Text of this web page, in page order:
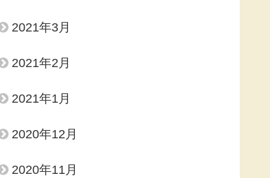
2021年3月
2021年2月
2021年1月
2020年12月
2020年11月